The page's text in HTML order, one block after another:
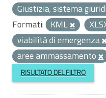
Giustizia, sistema
Formati: KML
viabilità di emergenza
aree ammassamento
RISULTATO DEL FILTRO